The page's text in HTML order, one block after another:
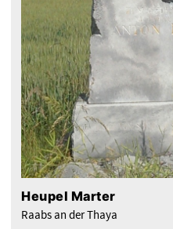
Heupel Marter
Raabs an der Thaya